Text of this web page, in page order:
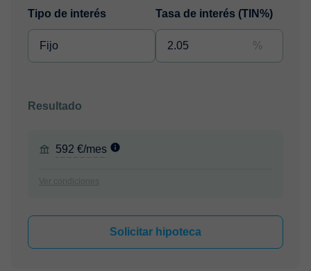
Tipo de interés Tasa de interés (TIN%)
%
Resultado
592 €/mes
Ver condiciones
Solicitar hipoteca